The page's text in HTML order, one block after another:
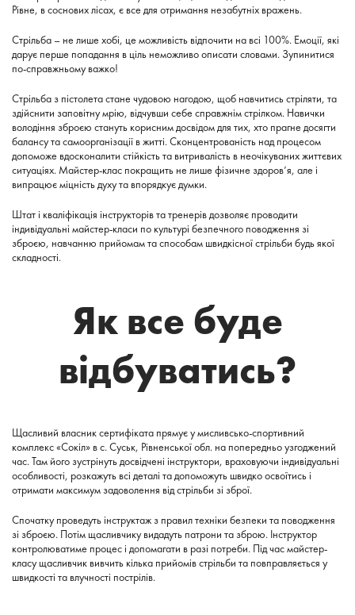
Рівне, в соснових лісах, є все для отримання незабутніх вражень.
Стрільба – не лише хобі, це можливість відпочити на всі 100%. Емоції, які
дарує перше попадання в ціль неможливо описати словами. Зупинитися
по-справжньому важко!
Стрільба з пістолета стане чудовою нагодою, щоб навчитись стріляти, та
здійснити заповітну мрію, відчувши себе справжнім стрілком. Навички
володіння зброєю стануть корисним досвідом для тих, хто прагне досягти
балансу та самоорганізації в житті. Сконцентрованість над процесом
допоможе вдосконалити стійкість та витривалість в неочікуваних життєвих
ситуаціях. Майстер-клас покращить не лише фізичне здоров’я, але і
випрацює міцність духу та впорядкує думки.
Штат і кваліфікація інструкторів та тренерів дозволяє проводити
індивідуальні майстер-класи по культурі безпечного поводження зі
зброєю, навчанню прийомам та способам швидкісної стрільби будь якої
складності.
Як все буде
відбуватись?
Щасливий власник сертифіката прямує у мисливсько-спортивний
комплекс «Сокіл» в с. Суськ, Рівненської обл. на попередньо узгоджений
час. Там його зустрінуть досвідчені інструктори, враховуючи індивідуальні
особливості, розкажуть всі деталі та допоможуть швидко освоїтись і
отримати максимум задоволення від стрільби зі зброї.
Спочатку проведуть інструктаж з правил техніки безпеки та поводження
зі зброєю. Потім щасливчику видадуть патрони та зброю. Інструктор
контролюватиме процес і допомагати в разі потреби. Під час майстер-
класу щасливчик вивчить кілька прийомів стрільби та повправляється у
швидкості та влучності пострілів.